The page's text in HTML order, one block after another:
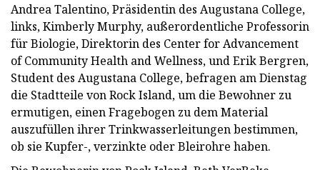
Andrea Talentino, Präsidentin des Augustana College,
links, Kimberly Murphy, außerordentliche Professorin
für Biologie, Direktorin des Center for Advancement
of Community Health and Wellness, und Erik Bergren,
Student des Augustana College, befragen am Dienstag
die Stadtteile von Rock Island, um die Bewohner zu
ermutigen, einen Fragebogen zu dem Material
auszufüllen ihrer Trinkwasserleitungen bestimmen,
ob sie Kupfer-, verzinkte oder Bleirohre haben.